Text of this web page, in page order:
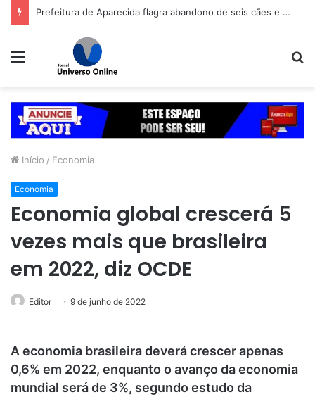
Prefeitura de Aparecida flagra abandono de seis cães e reitera que o ato é crime inafiançável
Menu
Início / Economia
Economia
Economia global crescerá 5
vezes mais que brasileira
em 2022, diz OCDE
Editor 9 de junho de 2022
A economia brasileira deverá crescer apenas
0,6% em 2022, enquanto o avanço da economia
mundial será de 3%, segundo estudo da